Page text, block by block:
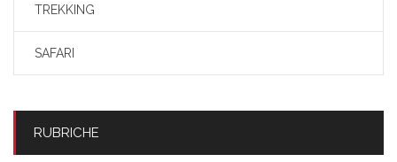
TREKKING
SAFARI
RUBRICHE